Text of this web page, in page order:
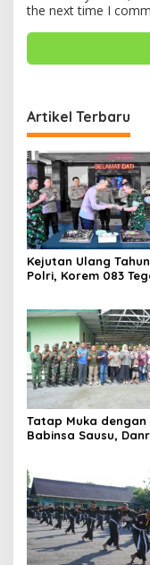
the next time I
Artikel Terbaru
Kejutan Ulang
Polri, Korem 083
Tatap Muka dengan
Babinsa Sausu,